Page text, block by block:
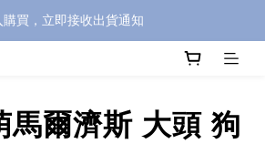
全館滿兩千免運！
購買，立即接收出貨通知
馬爾濟斯 大頭 狗